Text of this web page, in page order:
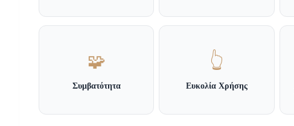
🧩
Συμβατότητα
👆
Ευκολία Χρήσης